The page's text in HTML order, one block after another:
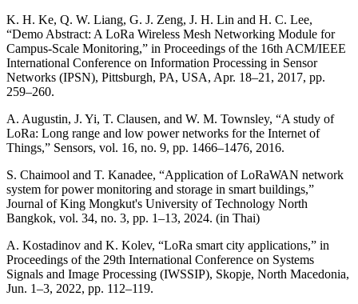
K. H. Ke, Q. W. Liang, G. J. Zeng, J. H. Lin and H. C. Lee,
“Demo Abstract: A LoRa Wireless Mesh Networking Module for
Campus-Scale Monitoring,” in Proceedings of the 16th ACM/IEEE
International Conference on Information Processing in Sensor
Networks (IPSN), Pittsburgh, PA, USA, Apr. 18–21, 2017, pp.
259–260.
A. Augustin, J. Yi, T. Clausen, and W. M. Townsley, “A study of
LoRa: Long range and low power networks for the Internet of
Things,” Sensors, vol. 16, no. 9, pp. 1466–1476, 2016.
S. Chaimool and T. Kanadee, “Application of LoRaWAN network
system for power monitoring and storage in smart buildings,”
Journal of King Mongkut's University of Technology North
Bangkok, vol. 34, no. 3, pp. 1–13, 2024. (in Thai)
A. Kostadinov and K. Kolev, “LoRa smart city applications,” in
Proceedings of the 29th International Conference on Systems
Signals and Image Processing (IWSSIP), Skopje, North Macedonia,
Jun. 1–3, 2022, pp. 112–119.